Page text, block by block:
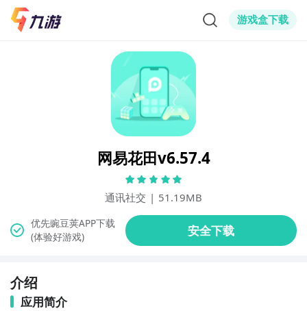
游戏盒下载
网易花田v6.57.4
通讯社交 | 51.19MB
(体验好游戏)
介绍
应用简介